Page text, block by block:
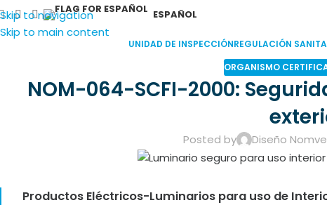
Skip to navigation
Skip to main content
ESPAÑOL
UNIDAD DE INSPECCIÓNREGULACIÓN
ORGANISMO
NOM-064-SCFI-2000:
Posted by Diseño
Productos Eléctricos-Luminarios para uso de